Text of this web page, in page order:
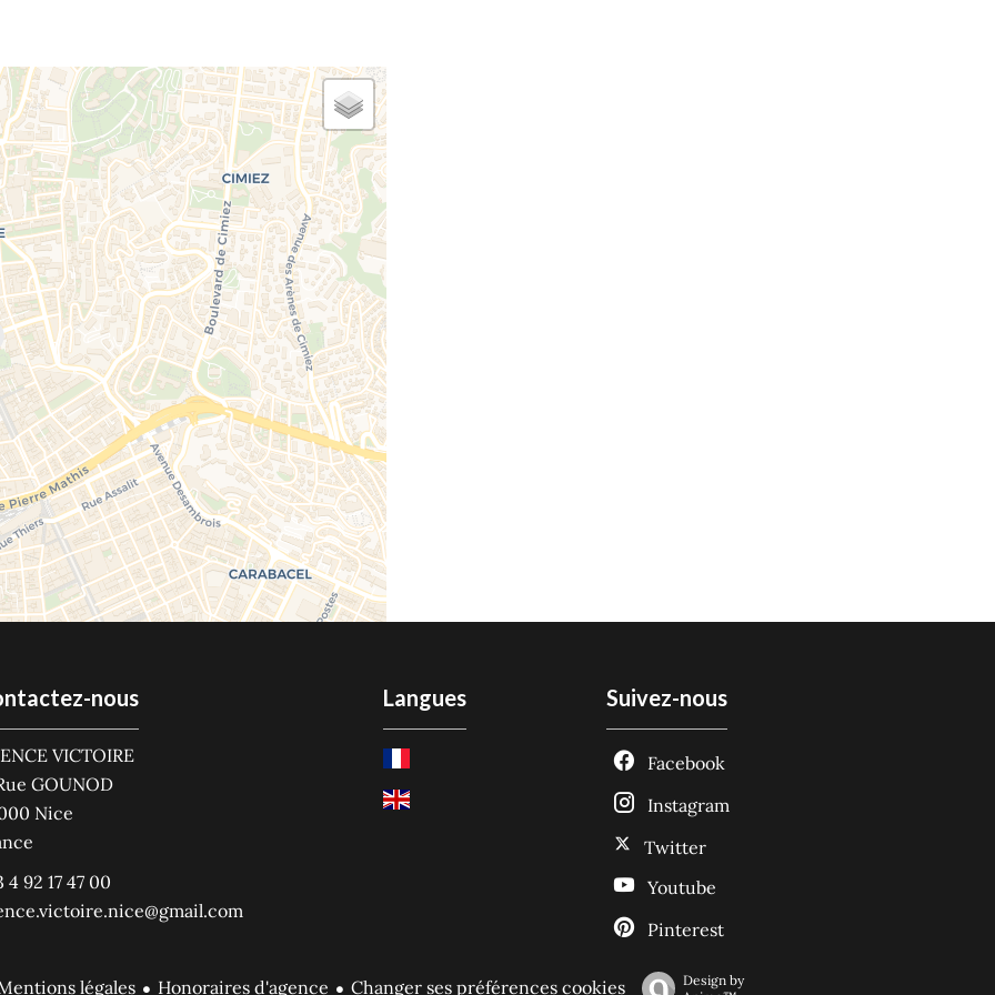
nous
VICTOIRE
GOUNOD
Nice
4 92 17 47 00
Langues Suivez-nous
Facebook
Instagram
Twitter
Youtube
Pinterest
légales Honoraires d'agence Changer ses préférences cookies
Design by